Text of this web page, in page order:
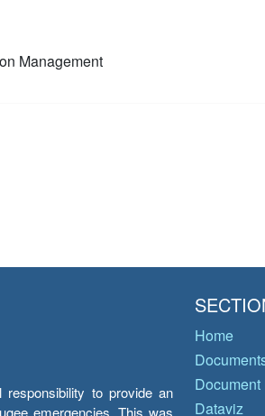
Management
responsibility to provide an
emergencies. This was
Home
Dataviz